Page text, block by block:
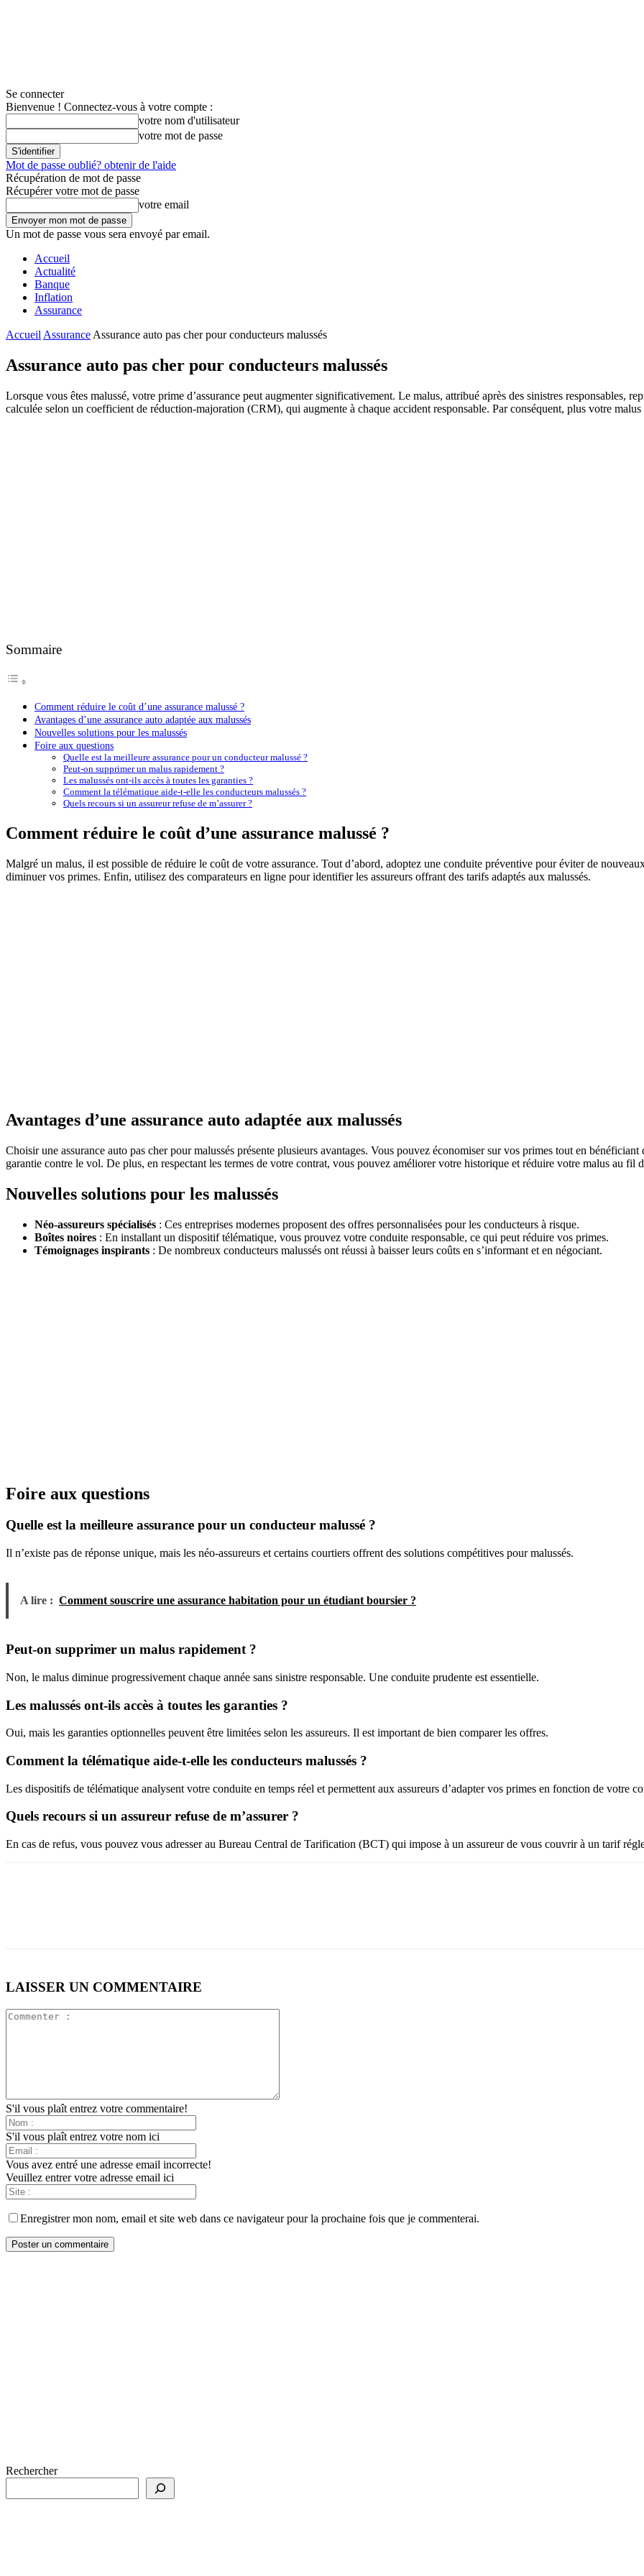
Se connecter
Bienvenue ! Connectez-vous à votre compte :
votre nom d'utilisateur
votre mot de passe
Mot de passe oublié? obtenir de l'aide
Récupération de mot de passe
Récupérer votre mot de passe
votre email
Un mot de passe vous sera envoyé par email.
Accueil
Actualité
Banque
Inflation
Assurance
Accueil Assurance Assurance auto pas cher pour conducteurs malussés
Assurance auto pas cher pour conducteurs malussés
Lorsque vous êtes malussé, votre prime d’assurance peut augmenter significativement. Le malus, attribué après des sinistres responsables,
calculée selon un coefficient de réduction-majoration (CRM), qui augmente à chaque accident responsable. Par conséquent, plus votre
Sommaire
Comment réduire le coût d’une assurance malussé ?
Avantages d’une assurance auto adaptée aux malussés
Nouvelles solutions pour les malussés
Foire aux questions
Quelle est la meilleure assurance pour un conducteur malussé ?
Peut-on supprimer un malus rapidement ?
Les malussés ont-ils accès à toutes les garanties ?
Comment la télématique aide-t-elle les conducteurs malussés ?
Quels recours si un assureur refuse de m’assurer ?
Comment réduire le coût d’une assurance malussé ?
Malgré un malus, il est possible de réduire le coût de votre assurance. Tout d’abord, adoptez une conduite préventive pour éviter de
diminuer vos primes. Enfin, utilisez des comparateurs en ligne pour identifier les assureurs offrant des tarifs adaptés aux malussés.
Avantages d’une assurance auto adaptée aux malussés
Choisir une assurance auto pas cher pour malussés présente plusieurs avantages. Vous pouvez économiser sur vos primes tout en
garantie contre le vol. De plus, en respectant les termes de votre contrat, vous pouvez améliorer votre historique et réduire votre malus au fil
Nouvelles solutions pour les malussés
Néo-assureurs spécialisés : Ces entreprises modernes proposent des offres personnalisées pour les conducteurs à risque.
Boîtes noires : En installant un dispositif télématique, vous prouvez votre conduite responsable, ce qui peut réduire vos primes.
Témoignages inspirants : De nombreux conducteurs malussés ont réussi à baisser leurs coûts en s’informant et en négociant.
Foire aux questions
Quelle est la meilleure assurance pour un conducteur malussé ?
Il n’existe pas de réponse unique, mais les néo-assureurs et certains courtiers offrent des solutions compétitives pour malussés.
A lire : Comment souscrire une assurance habitation pour un étudiant boursier ?
Peut-on supprimer un malus rapidement ?
Non, le malus diminue progressivement chaque année sans sinistre responsable. Une conduite prudente est essentielle.
Les malussés ont-ils accès à toutes les garanties ?
Oui, mais les garanties optionnelles peuvent être limitées selon les assureurs. Il est important de bien comparer les offres.
Comment la télématique aide-t-elle les conducteurs malussés ?
Les dispositifs de télématique analysent votre conduite en temps réel et permettent aux assureurs d’adapter vos primes en fonction de votre
Quels recours si un assureur refuse de m’assurer ?
En cas de refus, vous pouvez vous adresser au Bureau Central de Tarification (BCT) qui impose à un assureur de vous couvrir à un tarif
LAISSER UN COMMENTAIRE
S'il vous plaît entrez votre commentaire!
S'il vous plaît entrez votre nom ici
Vous avez entré une adresse email incorrecte!
Veuillez entrer votre adresse email ici
Enregistrer mon nom, email et site web dans ce navigateur pour la prochaine fois que je commenterai.
Rechercher